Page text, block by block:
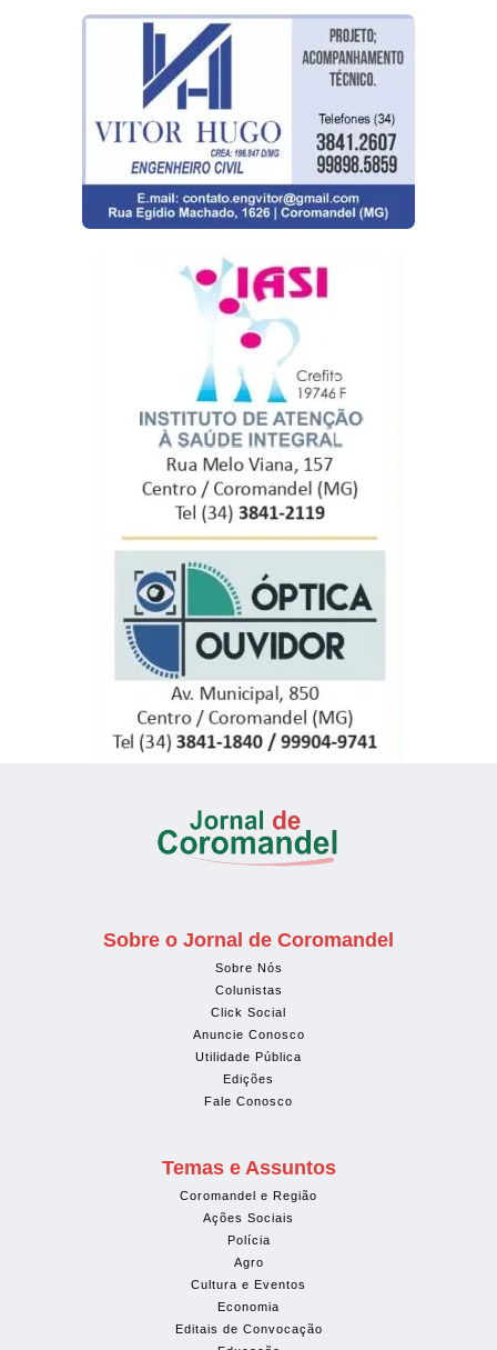
Sobre o Jornal de Coromandel
Sobre Nós
Colunistas
Click Social
Anuncie Conosco
Utilidade Pública
Edições
Fale Conosco
Temas e Assuntos
Coromandel e Região
Ações Sociais
Polícia
Agro
Cultura e Eventos
Economia
Editais de Convocação